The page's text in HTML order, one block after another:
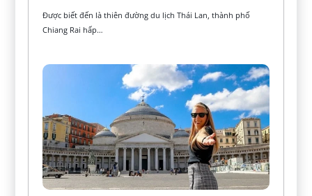
Được biết đến là thiên đường du lịch Thái Lan, thành phố
Chiang Rai hấp…